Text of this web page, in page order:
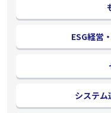
ESG経営
システ